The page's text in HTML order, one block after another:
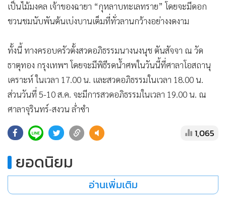
เป็นไม้มงคล เจ้าของฉายา “กุหลาบทะเลทราย” โดยจะมีดอก
ชวนชมนับพันต้นเบ่งบานเต็มที่ทั่วลานกว้างอย่างงดงาม
ทั้งนี้ ทางครอบครัวตั้งสวดอภิธรรมนางนงนุช ตันสัจจา ณ วัด
ธาตุทอง กรุงเทพฯ โดยจะมีพิธีรดน้ำศพในวันนี้ที่ศาลาโอสถานุ
เคราะห์ ในเวลา 17.00 น. และสวดอภิธรรมในเวลา 18.00 น.
ส่วนวันที่ 5-10 ส.ค. จะมีการสวดอภิธรรมในเวลา 19.00 น. ณ
ศาลาจุรินทร์-สงวน ล่ำซำ
1,065
ยอดนิยม
อ่านเพิ่มเติม